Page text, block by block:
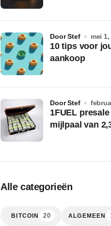
10 tips voor
aankoop
door Stef mei
1FUEL
mijlpaal van
door Stef
Alle categorieën
BITCOIN 20 ALGEMEEN